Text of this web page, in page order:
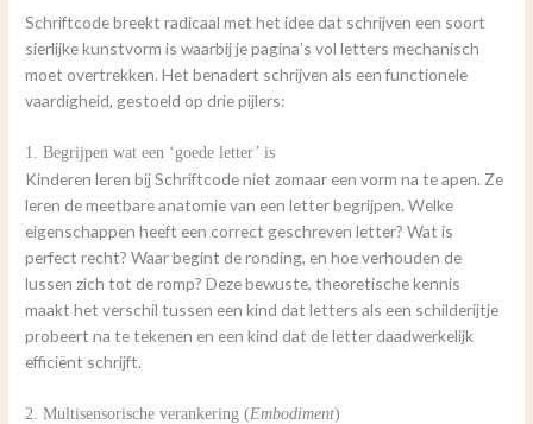
Schriftcode breekt radicaal met het idee dat schrijven een soort
sierlijke kunstvorm is waarbij je pagina’s vol letters mechanisch
moet overtrekken. Het benadert schrijven als een functionele
vaardigheid, gestoeld op drie pijlers:
1. Begrijpen wat een ‘goede letter’ is
Kinderen leren bij Schriftcode niet zomaar een vorm na te apen. Ze
leren de meetbare anatomie van een letter begrijpen. Welke
eigenschappen heeft een correct geschreven letter? Wat is
perfect recht? Waar begint de ronding, en hoe verhouden de
lussen zich tot de romp? Deze bewuste, theoretische kennis
maakt het verschil tussen een kind dat letters als een schilderijtje
probeert na te tekenen en een kind dat de letter daadwerkelijk
efficiënt schrijft.
2. Multisensorische verankering (Embodiment)